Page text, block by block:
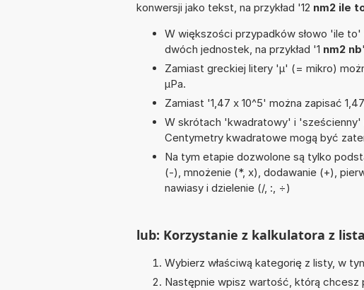
konwersji jako tekst, na przykład '12 nm2 ile
W większości przypadków słowo 'ile
dwóch jednostek, na przykład '1 nm2 nb
Zamiast greckiej litery 'µ' (= mikro)
µPa.
Zamiast '1,47 x 10^5' można zapisać
W skrótach 'kwadratowy' i
Centymetry kwadratowe mogą być
Na tym etapie dozwolone są tylko
(-), mnożenie (*, x), dodawanie (+),
nawiasy i dzielenie (/, :, ÷)
lub: Korzystanie z kalkulatora z
Wybierz właściwą kategorię z listy, w
Następnie wpisz wartość, którą chcesz